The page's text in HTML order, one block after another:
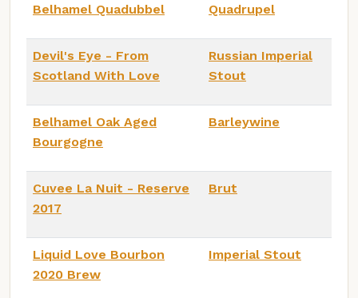
Belhamel Quadubbel Quadrupel
Devil's Eye - From
Scotland With Love
Russian Imperial
Stout
Belhamel Oak Aged
Bourgogne
Barleywine
Cuvee La Nuit - Reserve
2017
Brut
Liquid Love Bourbon
2020 Brew
Imperial Stout